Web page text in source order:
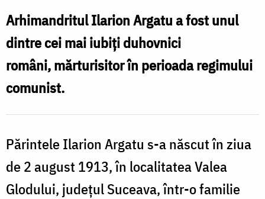
Argatu
la
Mănăstirea
Cernica
Arhimandritul Ilarion Argatu a fost unul
dintre cei mai iubiți duhovnici
români, mărturisitor în perioada regimului
comunist.
Părintele Ilarion Argatu s-a născut în ziua
de 2 august 1913, în localitatea Valea
Glodului, județul Suceava, într-o familie